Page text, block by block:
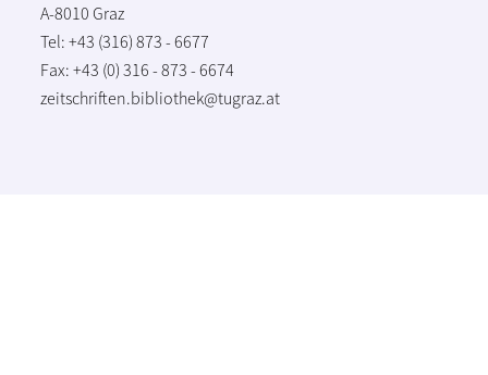
A-8010 Graz
Tel: +43 (316) 873 - 6677
Fax: +43 (0) 316 - 873 - 6674
zeitschriften.bibliothek@tugraz.at